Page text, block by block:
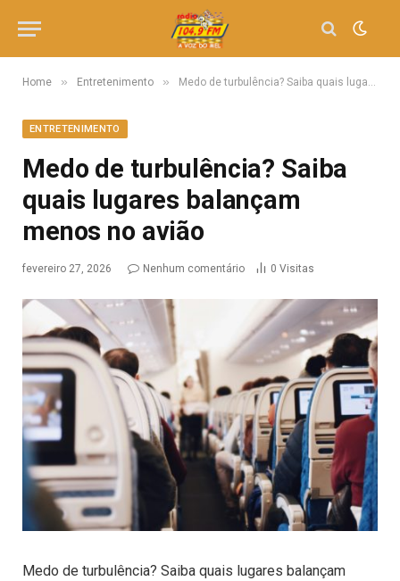
Home » Entretenimento » Medo de turbulência? Saiba quais lugares balançam menos no avião
ENTRETENIMENTO
Medo de turbulência? Saiba
quais lugares balançam
menos no avião
fevereiro 27, 2026 Nenhum comentário 0 Visitas
Medo de turbulência? Saiba quais lugares balançam